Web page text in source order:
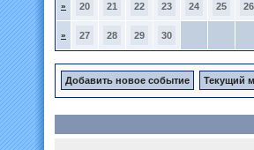
» 20 21 22 23 24 25 26
» 27 28 29 30
Добавить новое событие Текущий